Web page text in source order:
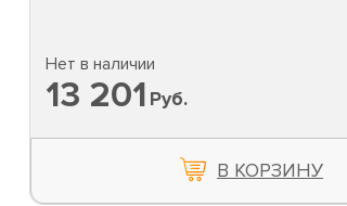
Нет в наличии
13 201 Руб.
В КОРЗИНУ